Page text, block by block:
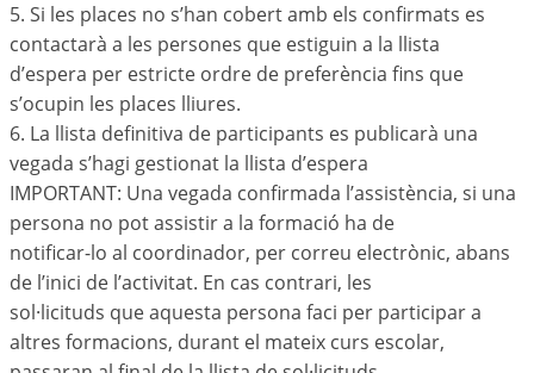
5. Si les places no s’han cobert amb els confirmats es
contactarà a les persones que estiguin a la llista
d’espera per estricte ordre de preferència fins que
s’ocupin les places lliures.
6. La llista definitiva de participants es publicarà una
vegada s’hagi gestionat la llista d’espera
IMPORTANT: Una vegada confirmada l’assistència, si una
persona no pot assistir a la formació ha de
notificar-lo al coordinador, per correu electrònic, abans
de l’inici de l’activitat. En cas contrari, les
sol·licituds que aquesta persona faci per participar a
altres formacions, durant el mateix curs escolar,